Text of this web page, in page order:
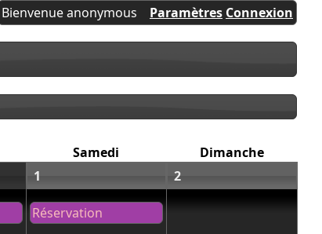
Bienvenue anonymous Paramètres Connexion
Samedi
Dimanche
1
Réservation
2